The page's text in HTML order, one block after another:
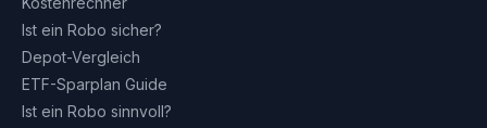
Ist ein Robo sicher?
Depot-Vergleich
ETF-Sparplan Guide
Ist ein Robo sinnvoll?